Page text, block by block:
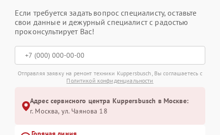
Если требуется задать вопрос специалисту, оставьте
свои данные и дежурный специалист с радостью
проконсультирует Вас!
Отправляя заявку на ремонт техники Kuppersbusch, Вы соглашаетесь с
Политикой конфиденциальности
Адрес сервисного центра Kuppersbusch в Москве:
г. Москва, ул. Чаянова 18